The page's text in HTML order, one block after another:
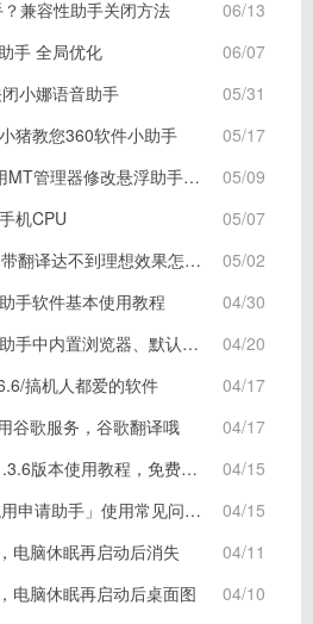
06/13
兼容性助手关闭方法
06/07
手 全局优化
05/31
小娜语音助手
05/17
猪教您360软件小助手
05/09
理器修改悬浮助手付费功能！
05/07
机CPU
05/02
达不到理想效果怎么解决？
04/30
手软件基本使用教程
04/20
器、默认浏览器和微信浏览器的区别
04/17
搞机人都爱的软件
04/17
谷歌服务，谷歌翻译哦
04/15
程，免费领空调冰箱，附下载地址
04/15
请助手」使用常见问题合集
04/11
电脑休眠再启动后消失
04/10
电脑休眠再启动后桌面图